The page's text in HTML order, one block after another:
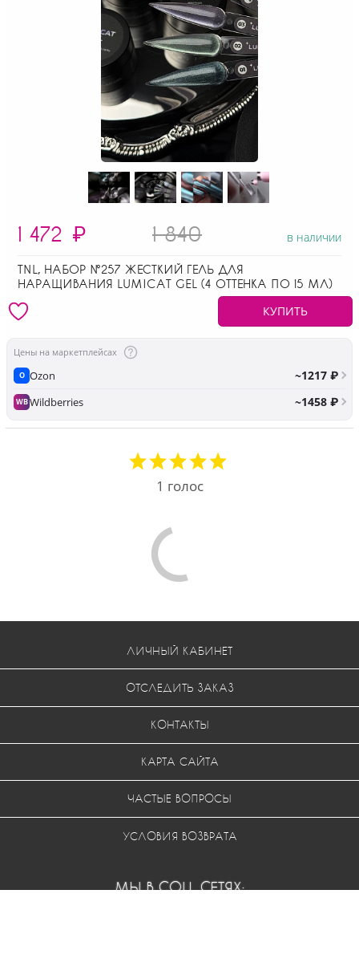
1 472 ₽ 1 840 в наличии
TNL, НАБОР №257 ЖЕСТКИЙ ГЕЛЬ ДЛЯ
НАРАЩИВАНИЯ LUMICAT GEL (4 ОТТЕНКА ПО 15 МЛ)
КУПИТЬ
Цены на маркетплейсах
O Ozon ~1217 ₽
WBWildberries ~1458 ₽
1 голос
ЛИЧНЫЙ КАБИНЕТ
ОТСЛЕДИТЬ ЗАКАЗ
КОНТАКТЫ
КАРТА САЙТА
ЧАСТЫЕ ВОПРОСЫ
УСЛОВИЯ ВОЗВРАТА
МЫ В СОЦ. СЕТЯХ: